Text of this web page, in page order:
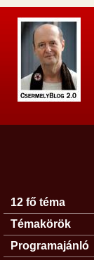
Főmenü
12 fő téma
Témakörök
Programajánló